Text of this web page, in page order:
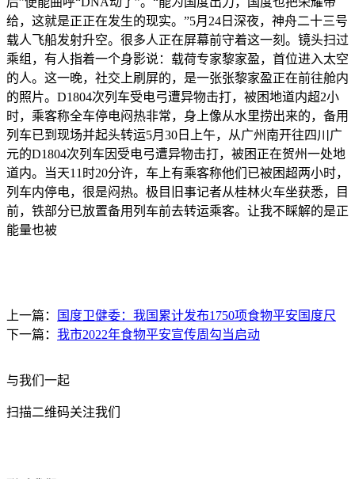
给，这就是正正在发生的现实。”5月24日深夜，神舟二十三号
载人飞船发射升空。很多人正在屏幕前守着这一刻。镜头扫过
乘组，有人指着一个身影说：载荷专家黎家盈，首位进入太空
的人。这一晚，社交上刷屏的，是一张张黎家盈正在前往舱内
的照片。D1804次列车受电弓遭异物击打，被困地道内超2小
时，乘客称全车停电闷热非常，身上像从水里捞出来的，备用
列车已到现场并起头转运5月30日上午，从广州南开往四川广
元的D1804次列车因受电弓遭异物击打，被困正在贺州一处地
道内。当天11时20分许，车上有乘客称他们已被困超两小时，
列车内停电，很是闷热。极目旧事记者从桂林火车坐获悉，目
前，铁部分已放置备用列车前去转运乘客。让我不睬解的是正
能量也被
上一篇：
国度卫健委：我国累计发布1750项食物平安国度尺
下一篇： 我市2022年食物平安宣传周勾当启动
与我们一起
扫描二维码关注我们